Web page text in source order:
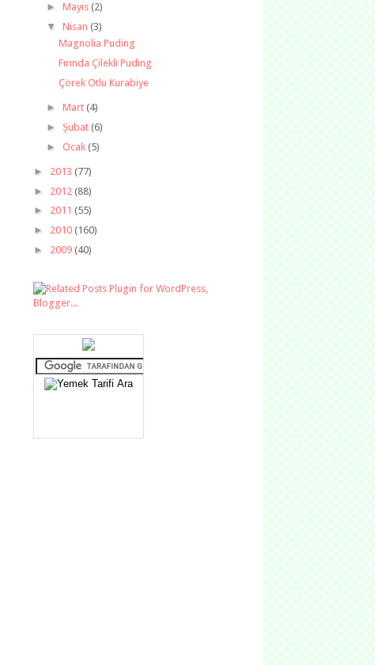
► Mayıs (2)
▼ Nisan (3)
Magnolia Puding
Fırında Çilekli Puding
Çörek Otlu Kurabiye
► Mart (4)
► Şubat (6)
► Ocak (5)
► 2013 (77)
► 2012 (88)
► 2011 (55)
► 2010 (160)
► 2009 (40)